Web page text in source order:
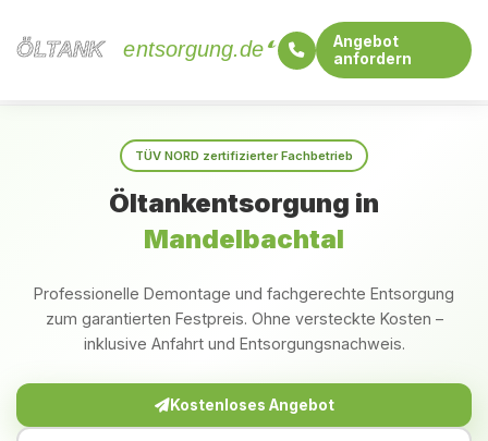
ÖLTANK
ÖLTANK entsorgung.de
Angebot
anfordern
TÜV NORD zertifizierter Fachbetrieb
Öltankentsorgung in
Mandelbachtal
Professionelle Demontage und fachgerechte Entsorgung
zum garantierten Festpreis. Ohne versteckte Kosten –
inklusive Anfahrt und Entsorgungsnachweis.
Kostenloses Angebot